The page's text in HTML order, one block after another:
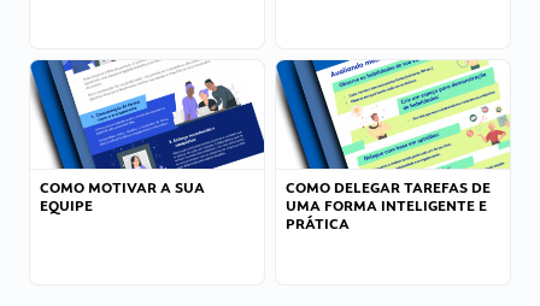
COMO MOTIVAR A SUA
EQUIPE
COMO DELEGAR TAREFAS DE
UMA FORMA INTELIGENTE E
PRÁTICA